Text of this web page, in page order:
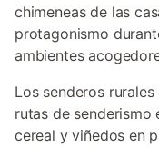
chimeneas de las
protagonismo
ambientes
Los senderos
rutas de senderismo
cereal y viñedos en